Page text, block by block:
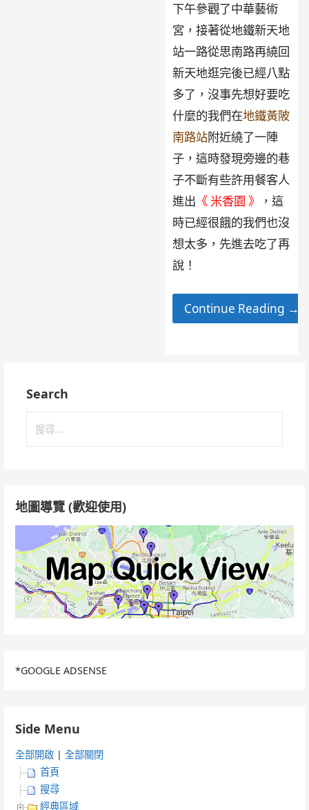
下午參觀了中華藝術
宮，接著從地鐵新天地
站一路從思南路再繞回
新天地逛完後已經八點
多了，沒事先想好要吃
什麼的我們在地鐵黃陂
南路站附近繞了一陣
子，這時發現旁邊的巷
子不斷有些許用餐客人
進出 《 米香園 》
，這
時已經很餓的我們也沒
想太多，先進去吃了再
說！
Continue Reading →
Search
地圖導覽 (歡迎使用)
*GOOGLE ADSENSE
Side Menu
全部開啟 |全部關閉
首頁
搜尋
經典區域